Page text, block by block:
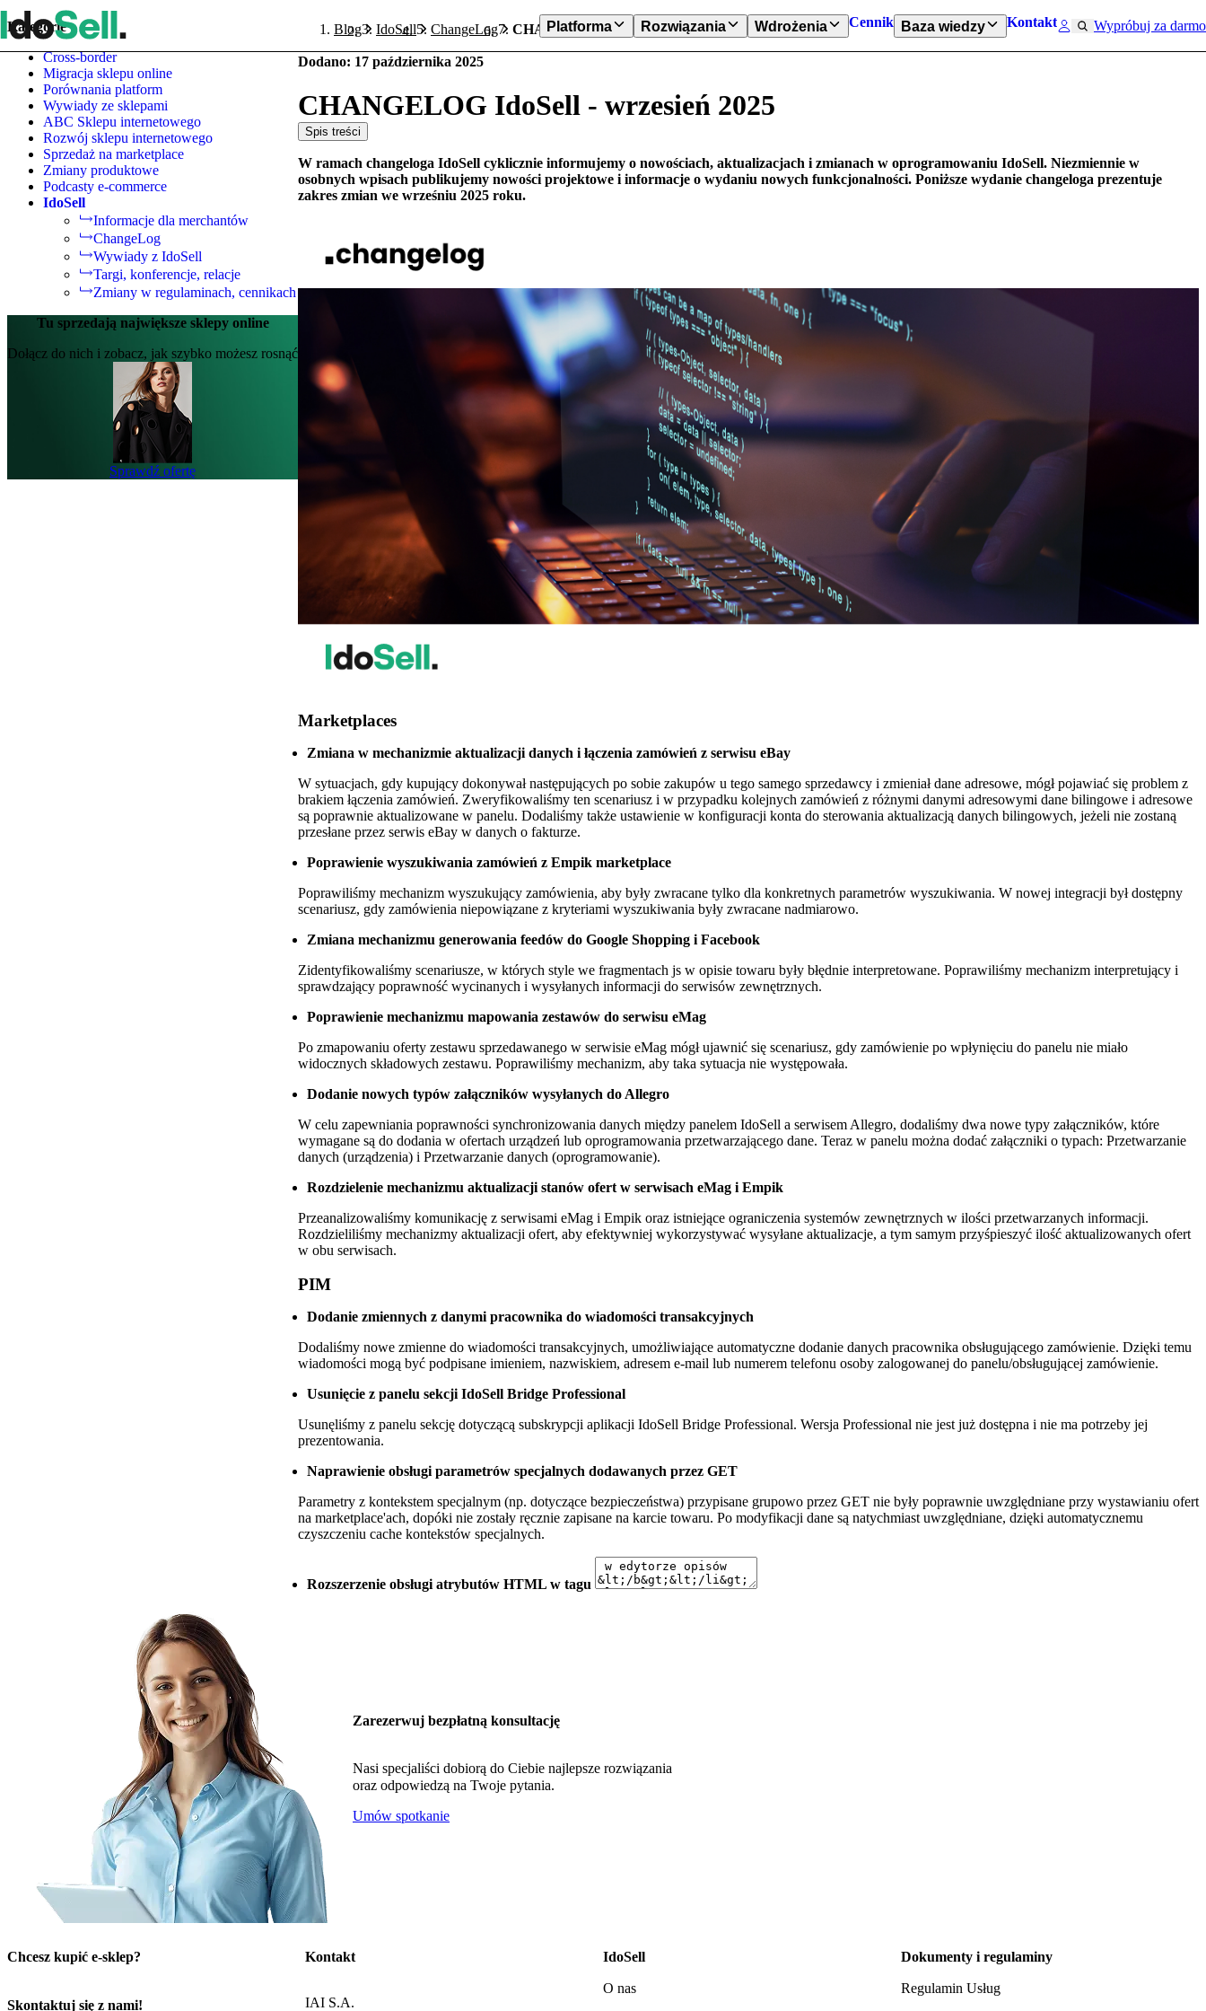
Platforma Rozwiązania Wdrożenia Cennik Baza wiedzy Kontakt Wypróbuj za darmo
Kategorie
Cross-border
Migracja sklepu online
Porównania platform
Wywiady ze sklepami
ABC Sklepu internetowego
Rozwój sklepu internetowego
Sprzedaż na marketplace
Zmiany produktowe
Podcasty e-commerce
IdoSell
Informacje dla merchantów
ChangeLog
Wywiady z IdoSell
Targi, konferencje, relacje
Zmiany w regulaminach, cennikach
Tu sprzedają największe sklepy online
Dołącz do nich i zobacz, jak szybko możesz rosnąć
Sprawdź ofertę
Blog IdoSell ChangeLog CHANGELOG IdoSell - wrzesień 2025
Dodano: 17 października 2025
CHANGELOG IdoSell - wrzesień 2025
Spis treści
W ramach changeloga IdoSell cyklicznie informujemy o nowościach, aktualizacjach i zmianach w oprogramowaniu IdoSell. Niezmiennie w
osobnych wpisach publikujemy nowości projektowe i informacje o wydaniu nowych funkcjonalności. Poniższe wydanie changeloga prezentuje
zakres zmian we wrześniu 2025 roku.
Marketplaces
Zmiana w mechanizmie aktualizacji danych i łączenia zamówień z serwisu eBay
W sytuacjach, gdy kupujący dokonywał następujących po sobie zakupów u tego samego sprzedawcy i zmieniał dane adresowe, mógł pojawiać się problem z
brakiem łączenia zamówień. Zweryfikowaliśmy ten scenariusz i w przypadku kolejnych zamówień z różnymi danymi adresowymi dane bilingowe i adresowe
są poprawnie aktualizowane w panelu. Dodaliśmy także ustawienie w konfiguracji konta do sterowania aktualizacją danych bilingowych, jeżeli nie zostaną
przesłane przez serwis eBay w danych o fakturze.
Poprawienie wyszukiwania zamówień z Empik marketplace
Poprawiliśmy mechanizm wyszukujący zamówienia, aby były zwracane tylko dla konkretnych parametrów wyszukiwania. W nowej integracji był dostępny
scenariusz, gdy zamówienia niepowiązane z kryteriami wyszukiwania były zwracane nadmiarowo.
Zmiana mechanizmu generowania feedów do Google Shopping i Facebook
Zidentyfikowaliśmy scenariusze, w których style we fragmentach js w opisie towaru były błędnie interpretowane. Poprawiliśmy mechanizm interpretujący i
sprawdzający poprawność wycinanych i wysyłanych informacji do serwisów zewnętrznych.
Poprawienie mechanizmu mapowania zestawów do serwisu eMag
Po zmapowaniu oferty zestawu sprzedawanego w serwisie eMag mógł ujawnić się scenariusz, gdy zamówienie po wpłynięciu do panelu nie miało
widocznych składowych zestawu. Poprawiliśmy mechanizm, aby taka sytuacja nie występowała.
Dodanie nowych typów załączników wysyłanych do Allegro
W celu zapewniania poprawności synchronizowania danych między panelem IdoSell a serwisem Allegro, dodaliśmy dwa nowe typy załączników, które
wymagane są do dodania w ofertach urządzeń lub oprogramowania przetwarzającego dane. Teraz w panelu można dodać załączniki o typach: Przetwarzanie
danych (urządzenia) i Przetwarzanie danych (oprogramowanie).
Rozdzielenie mechanizmu aktualizacji stanów ofert w serwisach eMag i Empik
Przeanalizowaliśmy komunikację z serwisami eMag i Empik oraz istniejące ograniczenia systemów zewnętrznych w ilości przetwarzanych informacji.
Rozdzieliliśmy mechanizmy aktualizacji ofert, aby efektywniej wykorzystywać wysyłane aktualizacje, a tym samym przyśpieszyć ilość aktualizowanych ofert
w obu serwisach.
PIM
Dodanie zmiennych z danymi pracownika do wiadomości transakcyjnych
Dodaliśmy nowe zmienne do wiadomości transakcyjnych, umożliwiające automatyczne dodanie danych pracownika obsługującego zamówienie. Dzięki temu
wiadomości mogą być podpisane imieniem, nazwiskiem, adresem e-mail lub numerem telefonu osoby zalogowanej do panelu/obsługującej zamówienie.
Usunięcie z panelu sekcji IdoSell Bridge Professional
Usunęliśmy z panelu sekcję dotyczącą subskrypcji aplikacji IdoSell Bridge Professional. Wersja Professional nie jest już dostępna i nie ma potrzeby jej
prezentowania.
Naprawienie obsługi parametrów specjalnych dodawanych przez GET
Parametry z kontekstem specjalnym (np. dotyczące bezpieczeństwa) przypisane grupowo przez GET nie były poprawnie uwzględniane przy wystawianiu ofert
na marketplace'ach, dopóki nie zostały ręcznie zapisane na karcie towaru. Po modyfikacji dane są natychmiast uwzględniane, dzięki automatycznemu
czyszczeniu cache kontekstów specjalnych.
Rozszerzenie obsługi atrybutów HTML w tagu
Zarezerwuj bezpłatną konsultację
Nasi specjaliści dobiorą do Ciebie najlepsze rozwiązania
oraz odpowiedzą na Twoje pytania.
Umów spotkanie
Chcesz kupić e-sklep?
Skontaktuj się z nami!
Kontakt
IAI S.A.
IdoSell
O nas
Dokumenty i regulaminy
Regulamin Usług